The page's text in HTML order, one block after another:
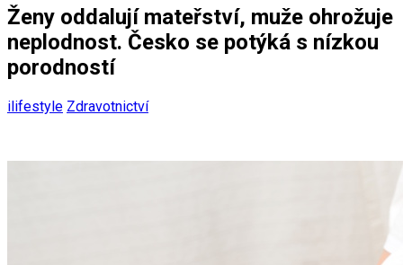
Ženy oddalují mateřství, muže ohrožuje
neplodnost. Česko se potýká s nízkou
porodností
ilifestyle Zdravotnictví